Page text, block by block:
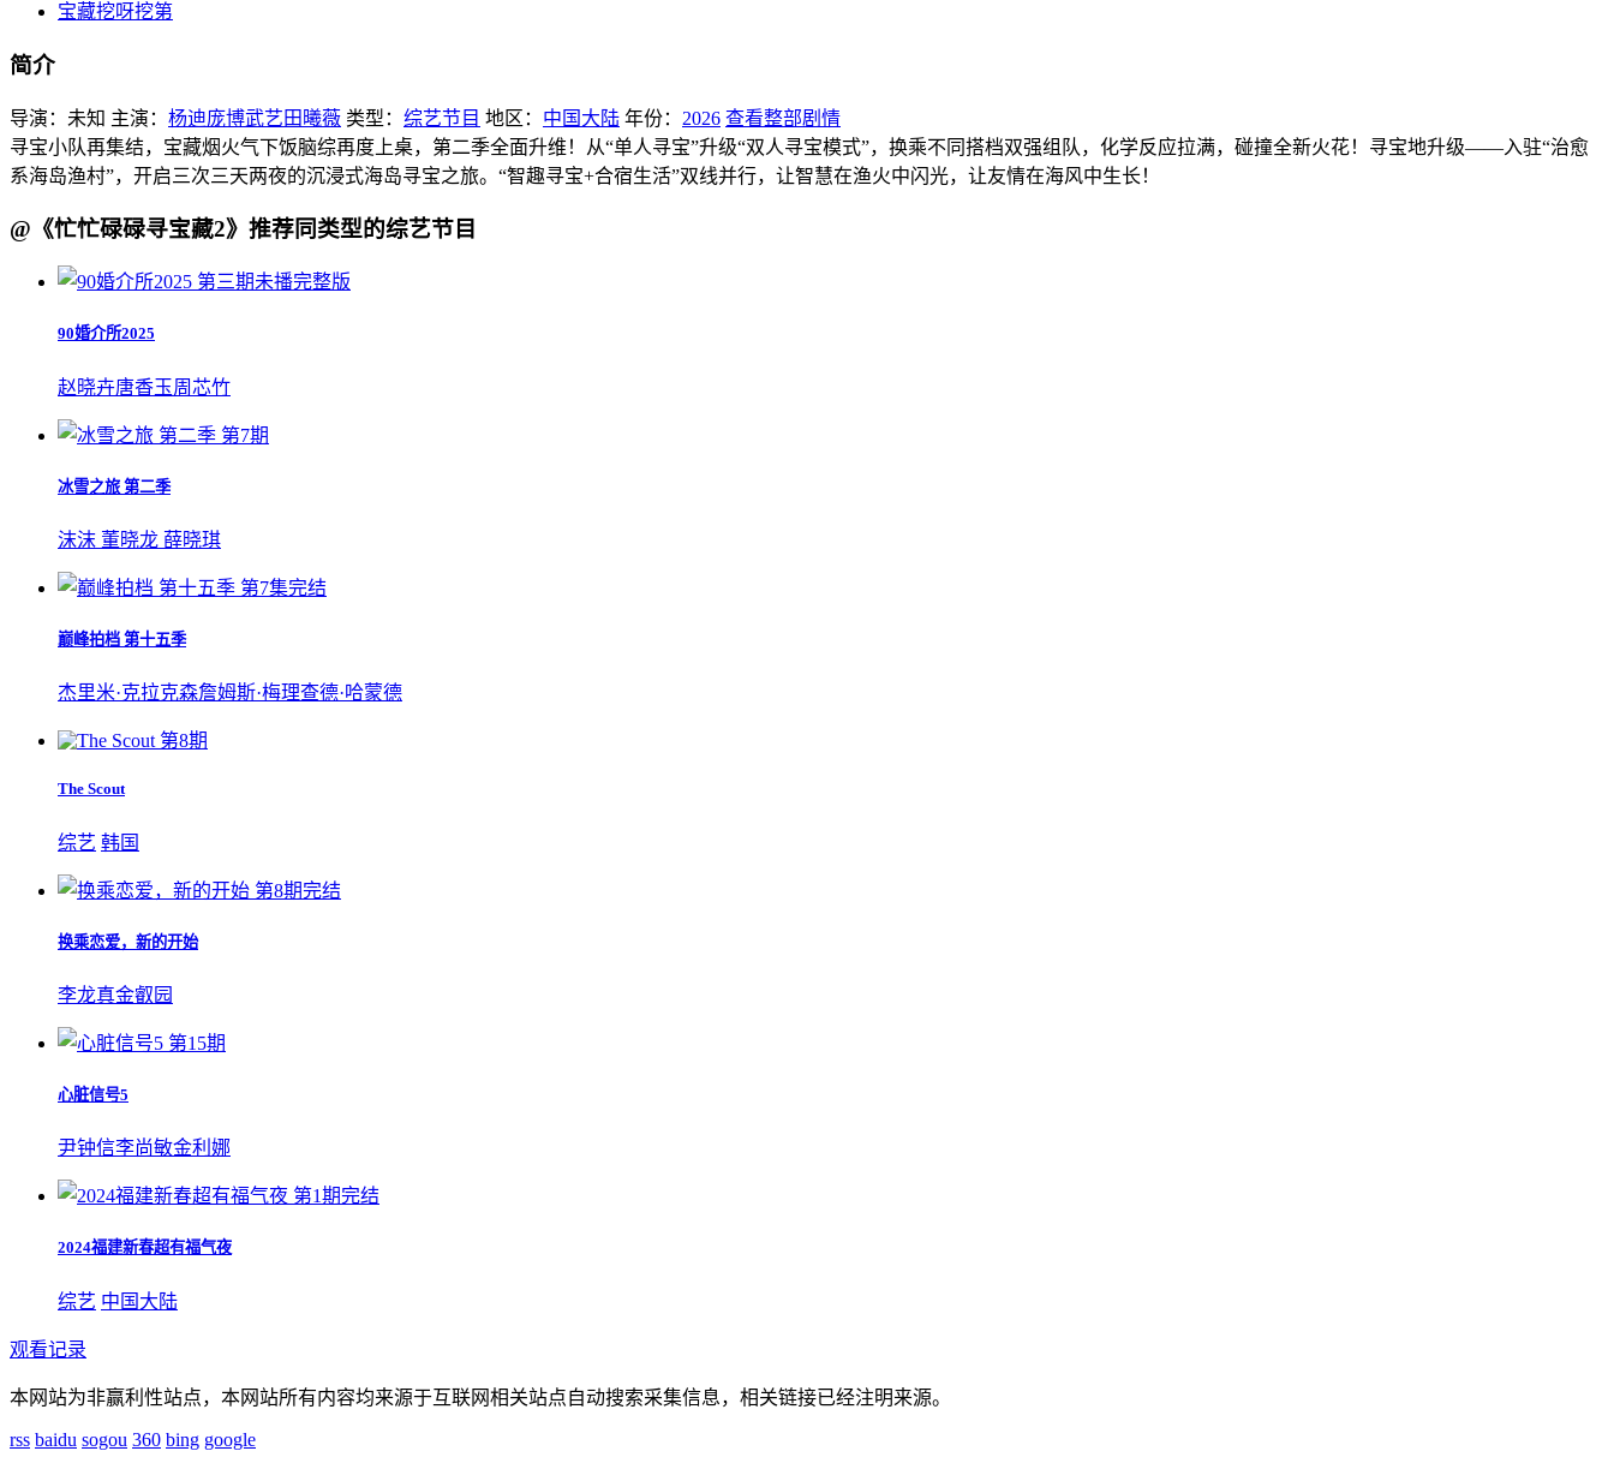
宝藏挖呀挖第
简介
导演： 未知 主演： 杨迪庞博武艺田曦薇 类型： 综艺节目 地区： 中国大陆 年份： 2026 查看整部剧情
寻宝小队再集结，宝藏烟火气下饭脑综再度上桌，第二季全面升维！从“单人寻宝”升级“双人寻宝模式”，换乘不同搭档双强组队，化学反应拉满，碰撞全新火花！寻宝地升级——入驻“治愈
系海岛渔村”，开启三次三天两夜的沉浸式海岛寻宝之旅。“智趣寻宝+合宿生活”双线并行，让智慧在渔火中闪光，让友情在海风中生长！
@《忙忙碌碌寻宝藏2》推荐同类型的综艺节目
第三期未播完整版
90婚介所2025
赵晓卉唐香玉周芯竹
第7期
冰雪之旅 第二季
沫沫 董晓龙 薛晓琪
第7集完结
巅峰拍档 第十五季
杰里米·克拉克森詹姆斯·梅理查德·哈蒙德
第8期
The Scout
综艺 韩国
第8期完结
换乘恋爱，新的开始
李龙真金叡园
第15期
心脏信号5
尹钟信李尚敏金利娜
第1期完结
2024福建新春超有福气夜
综艺 中国大陆
观看记录
本网站为非赢利性站点，本网站所有内容均来源于互联网相关站点自动搜索采集信息，相关链接已经注明来源。
rss baidu sogou 360 bing google